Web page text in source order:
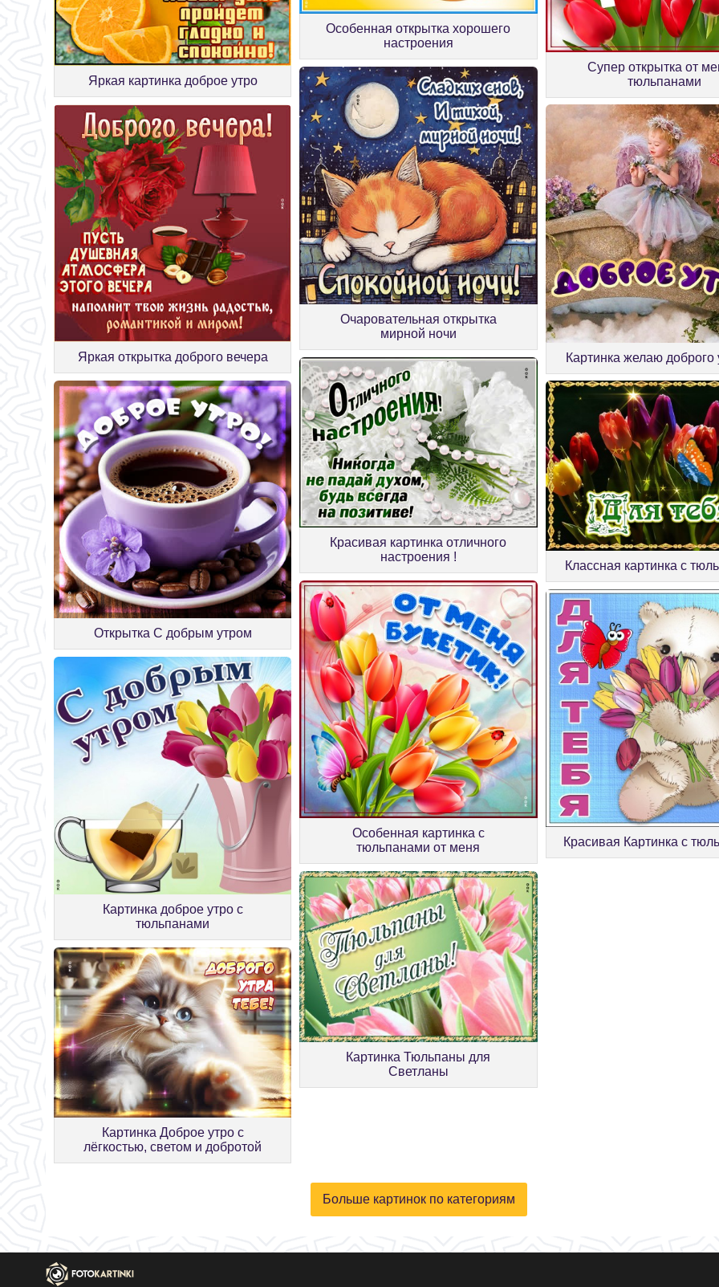
Яркая картинка доброе утро
Особенная открытка хорошего
настроения
Супер открытка от
тюльпанами
Яркая открытка доброго вечера
Очаровательная открытка
мирной ночи
Картинка желаю доброго
Открытка С добрым утром
Красивая картинка отличного
настроения !
Классная картинка с
Картинка доброе утро с
тюльпанами
Особенная картинка с
тюльпанами от меня
Красивая Картинка с
Картинка Доброе утро с
лёгкостью, светом и добротой
Картинка Тюльпаны для
Светланы
Больше картинок по категориям